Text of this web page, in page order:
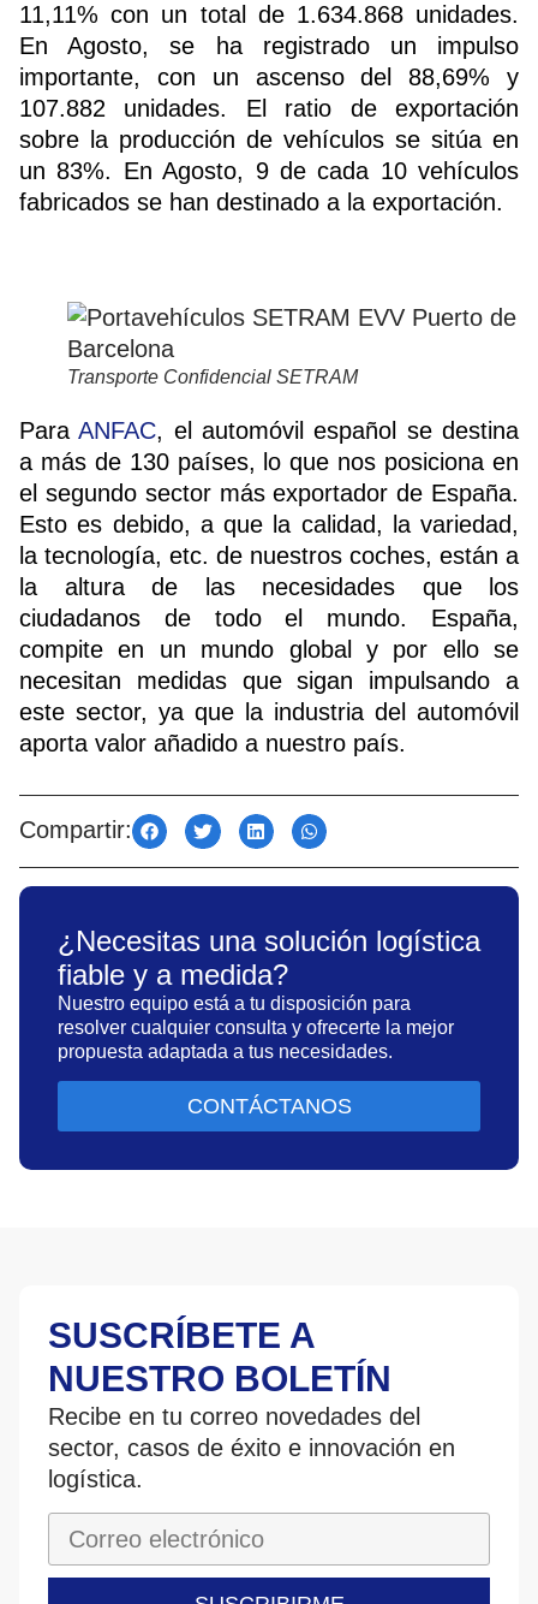
11,11% con un total de 1.634.868 unidades.
En Agosto, se ha registrado un impulso
importante, con un ascenso del 88,69% y
107.882 unidades. El ratio de exportación
sobre la producción de vehículos se sitúa en
un 83%. En Agosto, 9 de cada 10 vehículos
fabricados se han destinado a la exportación.
Transporte Confidencial SETRAM
ParaANFAC, el automóvil español se destina
a más de 130 países, lo que nos posiciona en
el segundo sector más exportador de España.
Esto es debido, a que la calidad, la variedad,
la tecnología, etc. de nuestros coches, están a
la altura de las necesidades que los
ciudadanos de todo el mundo. España,
compite en un mundo global y por ello se
necesitan medidas que sigan impulsando a
este sector, ya que la industria del automóvil
aporta valor añadido a nuestro país.
Compartir:
¿Necesitas una solución logística
fiable y a medida?
Nuestro equipo está a tu disposición para
resolver cualquier consulta y ofrecerte la mejor
propuesta adaptada a tus necesidades.
CONTÁCTANOS
SUSCRÍBETE A
NUESTRO BOLETÍN
Recibe en tu correo novedades del
sector, casos de éxito e innovación en
logística.